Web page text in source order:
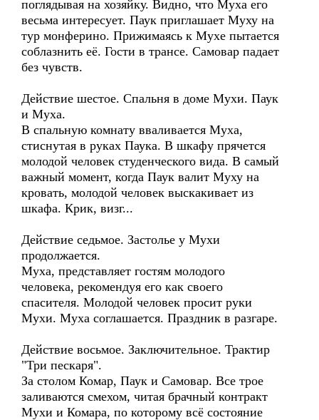
поглядывая на хозяйку. Видно, что Муха его
весьма интересует. Паук приглашает Муху на
тур монферино. Прижимаясь к Мухе пытается
соблазнить её. Гости в трансе. Самовар падает
без чувств.
Действие шестое. Спальня в доме Мухи. Паук
и Муха.
В спальную комнату вваливается Муха,
стиснутая в руках Паука. В шкафу прячется
молодой человек студенческого вида. В самый
важный момент, когда Паук валит Муху на
кровать, молодой человек выскакивает из
шкафа. Крик, визг...
Действие седьмое. Застолье у Мухи
продолжается.
Муха, представляет гостям молодого
человека, рекомендуя его как своего
спасителя. Молодой человек просит руки
Мухи. Муха соглашается. Праздник в разгаре.
Действие восьмое. Заключительное. Трактир
"Три пескаря".
За столом Комар, Паук и Самовар. Все трое
заливаются смехом, читая брачный контракт
Мухи и Комара, по которому всё состояние